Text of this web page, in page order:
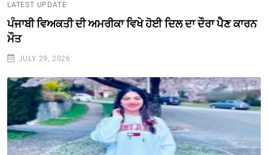
LATEST UPDATE
ਪੰਜਾਬੀ ਵਿਅਕਤੀ ਦੀ ਅਮਰੀਕਾ ਵਿਖੇ ਹੋਈ ਦਿਲ ਦਾ ਦੌਰਾ ਪੈਣ ਕਾਰਨ
ਮੌਤ
JULY 29, 2026